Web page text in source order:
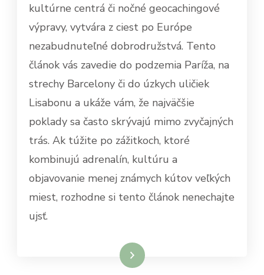
kultúrne centrá či nočné geocachingové
výpravy, vytvára z ciest po Európe
nezabudnuteľné dobrodružstvá. Tento
článok vás zavedie do podzemia Paríža, na
strechy Barcelony či do úzkych uličiek
Lisabonu a ukáže vám, že najväčšie
poklady sa často skrývajú mimo zvyčajných
trás. Ak túžite po zážitkoch, ktoré
kombinujú adrenalín, kultúru a
objavovanie menej známych kútov veľkých
miest, rozhodne si tento článok nenechajte
ujsť.
Dowiedz się więcej